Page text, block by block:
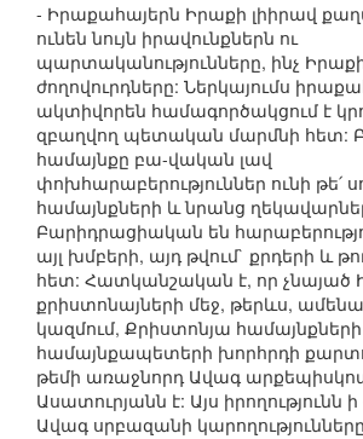
- Իրաքահայերն Իրաքի լիիրավ
ունեն նույն իրավունքներն ու
պարտականությունները, ինչ
ժողովուրդները: Ներկայումս
ակտիվորեն համագործակցում է
զբաղվող պետական մարմնի հետ:
համայնքը բա-վական լավ
փոխհարաբերություններ ունի թե՛
համայնքների և նրանց
Բարիդրացիական են
այլ խմբերի, այդ թվում` քրդերի և
հետ: Հատկանշական է, որ չնայած
քրիստոնայների մեջ, թերևս,
կազմում, Քրիստոնյա համայնքների
համայնքապետերի խորհրդի
թեմի առաջնորդ Ավագ
Ասատուրյանն է: Այս իրողությունն ի
Ավագ սրբազանի